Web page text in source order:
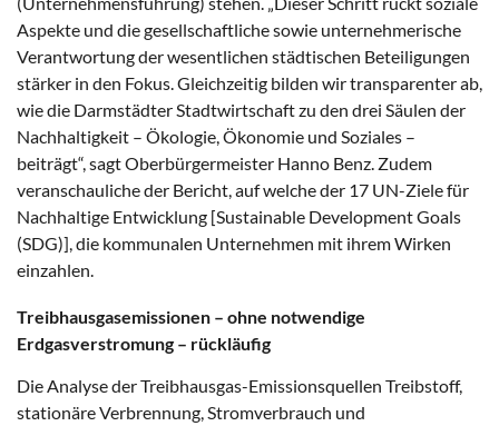
Aspekte und die gesellschaftliche sowie unternehmerische
Verantwortung der wesentlichen städtischen Beteiligungen
stärker in den Fokus. Gleichzeitig bilden wir transparenter ab,
wie die Darmstädter Stadtwirtschaft zu den drei Säulen der
Nachhaltigkeit – Ökologie, Ökonomie und Soziales –
beiträgt“, sagt Oberbürgermeister Hanno Benz. Zudem
veranschauliche der Bericht, auf welche der 17 UN-Ziele für
Nachhaltige Entwicklung [Sustainable Development Goals
(SDG)], die kommunalen Unternehmen mit ihrem Wirken
einzahlen.
Treibhausgasemissionen – ohne notwendige
Erdgasverstromung – rückläufig
Die Analyse der Treibhausgas-Emissionsquellen Treibstoff,
stationäre Verbrennung, Stromverbrauch und